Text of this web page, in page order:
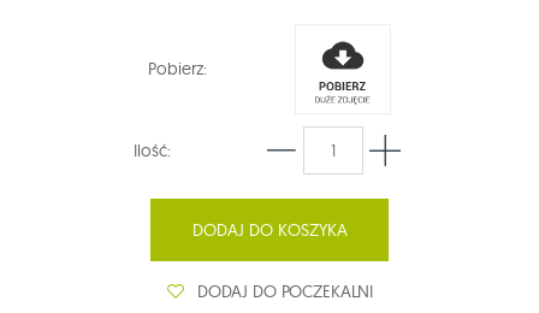
Pobierz:
Ilość:
DODAJ DO KOSZYKA
DODAJ DO POCZEKALNI